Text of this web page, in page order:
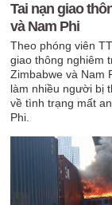
Tai nạn giao
và Nam Phi
Theo phóng viên
giao thông nghiêm
Zimbabwe và Nam
làm nhiều người bị
về tình trạng mất
Phi.